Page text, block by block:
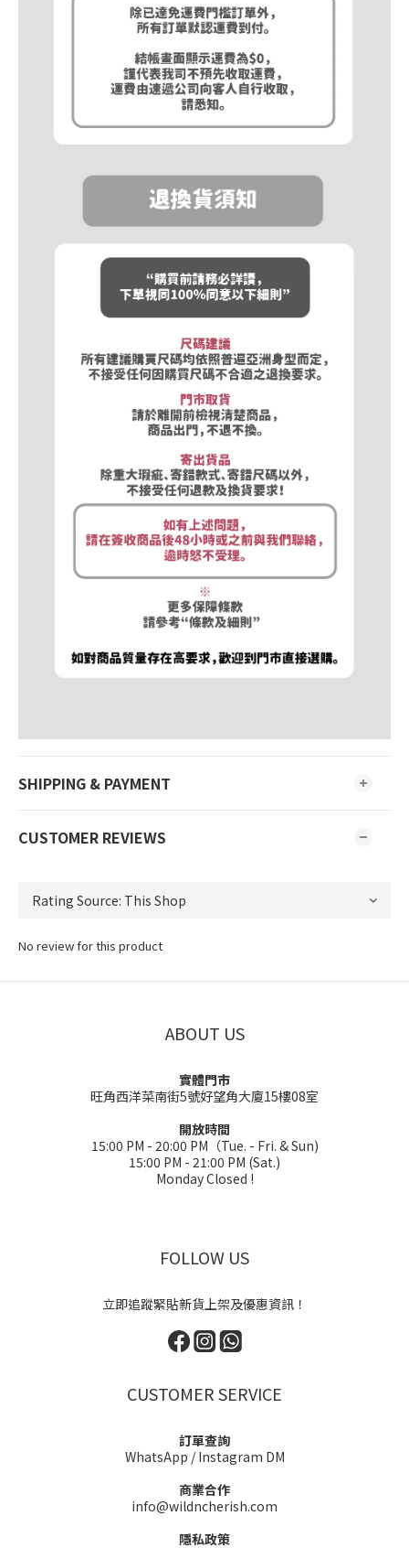
SHIPPING & PAYMENT
CUSTOMER REVIEWS
No review for this product
ABOUT US
實體門市
旺角西洋菜南街5號好望角大廈15樓08室
開放時間
15:00 PM - 20:00 PM（Tue. - Fri. & Sun)
15:00 PM - 21:00 PM (Sat.)
Monday Closed !
FOLLOW US
立即追蹤緊貼新貨上架及優惠資訊！
CUSTOMER SERVICE
訂單查詢
WhatsApp /Instagram DM
商業合作
info@wildncherish.com
隱私政策